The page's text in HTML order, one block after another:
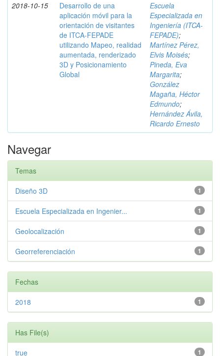
2018-10-15
Desarrollo de una
aplicación móvil para la
orientación de visitantes
de ITCA-FEPADE
utilizando Mapeo, realidad
aumentada, renderizado
3D y Posicionamiento
Global
Escuela
Especializada en
Ingeniería (ITCA-
FEPADE);
Martínez Pérez,
Elvis Moisés;
Pineda, Eva
Margarita;
González
Magaña, Héctor
Edmundo;
Hernández Ávila,
Ricardo Ernesto
Navegar
Temas
1
Diseño 3D
1
Escuela Especializada en Ingenier...
1
Geolocalización
1
Georreferenciación
Fechas
1
2018
Has File(s)
1
true